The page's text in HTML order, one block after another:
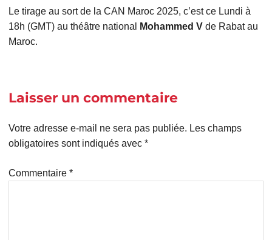
Le tirage au sort de la CAN Maroc 2025, c’est ce Lundi à
18h (GMT) au théâtre national
Mohammed Vde Rabat au
Maroc.
Laisser un commentaire
Votre adresse e-mail ne sera pas publiée. Les champs
obligatoires sont indiqués avec *
Commentaire *